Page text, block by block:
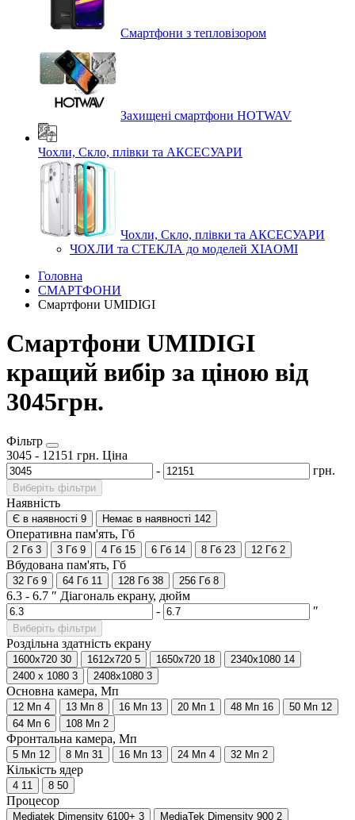
Смартфони з тепловізором
Захищені смартфони HOTWAV
Чохли, Скло, плівки та АКСЕСУАРИ
Чохли, Скло, плівки та АКСЕСУАРИ
ЧОХЛИ та СТЕКЛА до моделей XIAOMI
Головна
СМАРТФОНИ
Смартфони UMIDIGI
Смартфони UMIDIGI
кращий вибір за ціною від
3045грн.
Фільтр
3045 - 12151 грн. Ціна
-
грн.
Виберіть фільтри
Наявність
Є в наявності 9 Немає в наявності 142
Оперативна пам'ять, Гб
2 Гб 3 3 Гб 9 4 Гб 15 6 Гб 14 8 Гб 23 12 Гб 2
Вбудована пам'ять, Гб
32 Гб 9 64 Гб 11 128 Гб 38 256 Гб 8
6.3 - 6.7 ″ Діагональ екрану, дюйм
-
″
Виберіть фільтри
Роздільна здатність екрану
1600x720 30 1612х720 5 1650x720 18 2340x1080 14
2400 x 1080 3 2408х1080 3
Основна камера, Мп
12 Мп 4 13 Мп 8 16 Мп 13 20 Мп 1 48 Мп 16 50 Мп 12
64 Мп 6 108 Мп 2
Фронтальна камера, Мп
5 Мп 12 8 Мп 31 16 Мп 13 24 Мп 4 32 Мп 2
Кількість ядер
4 11 8 50
Процесор
Mediatek Dimensity 6100+ 3 MediaTek Dimensity 900 2